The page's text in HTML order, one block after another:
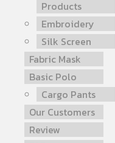
Products
Embroidery
Silk Screen
Fabric Mask
Basic Polo
Cargo Pants
Our Customers
Review